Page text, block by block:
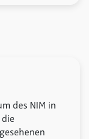
des NIM in